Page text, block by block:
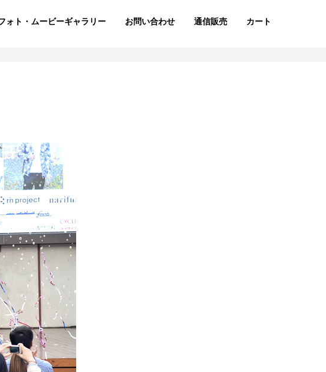
ォト・ムービーギャラリー お問い合わせ 通信販売 カート